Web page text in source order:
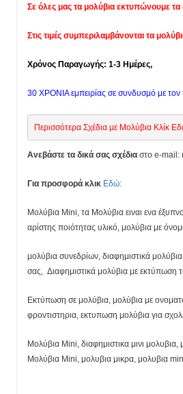
Σε όλες μας τα μολύβια εκτυπώνουμε τα
Στις τιμές συμπεριλαμβάνονται τα
Χρόνος Παραγωγής: 1-3 Ημέρες,
30 ΧΡΟΝΙΑ εμπειρίας σε συνδυσμό με
Περισσότερα Σχέδια με Μολύβια Κλίκ
Ανεβάστε τα δικά σας σχέδιαστο e-mail:
Για προσφορά κλικ Εδώ:
Μολύβια Mini, τα Μολύβια ειναι ενα
αρίστης ποιότητας υλικό, μολύβια με
μολύβια συνεδρίων, διαφημιστικά
σας, Διαφημιστικά μολύβια με εκτύπωση
Εκτύπωση σε μολύβια, μολύβια με
φροντιστηρια, εκτυπωση μολύβια για
Μολύβια Mini, διαφημιστικα μινι
Μολύβια Mini, μολυβια μικρα, μολυβια